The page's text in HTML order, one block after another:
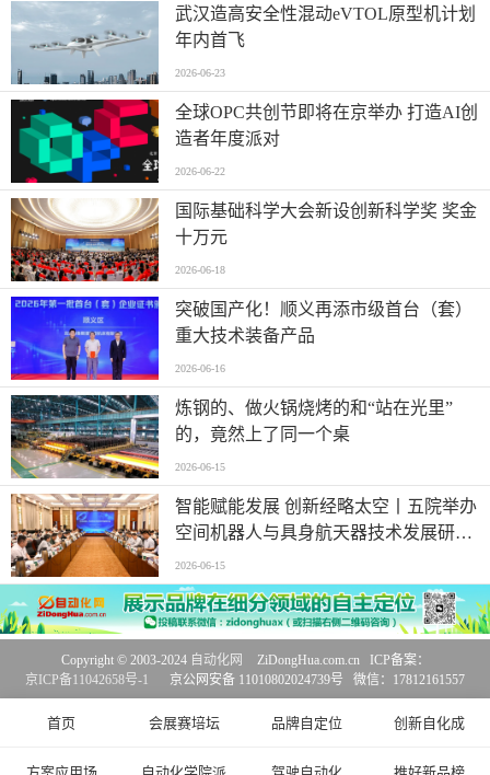
武汉造高安全性混动eVTOL原型机计划
年内首飞
2026-06-23
全球OPC共创节即将在京举办 打造AI创
造者年度派对
2026-06-22
国际基础科学大会新设创新科学奖 奖金
十万元
2026-06-18
突破国产化！顺义再添市级首台（套）
重大技术装备产品
2026-06-16
炼钢的、做火锅烧烤的和“站在光里”
的，竟然上了同一个桌
2026-06-15
智能赋能发展 创新经略太空丨五院举办
空间机器人与具身航天器技术发展研讨
会
2026-06-15
首页 会展赛培坛 品牌自定位 创新自化成
Copyright © 2003-2024 自动化网
ZiDongHua.com.cn ICP备案：
京ICP备11042658号-1
京公网安备 11010802024739号 微信：17812161557